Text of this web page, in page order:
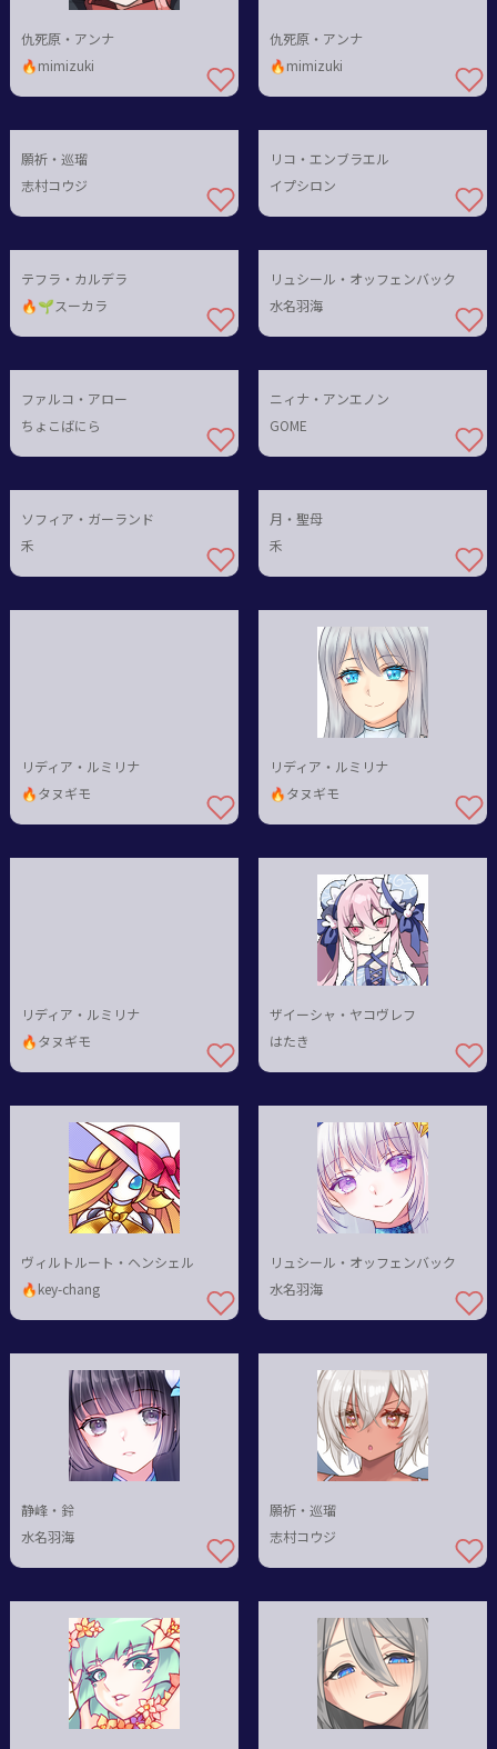
仇死原・アンナ
🔥mimizuki
仇死原・アンナ
🔥mimizuki
願祈・巡瑠
志村コウジ
リコ・エンブラエル
イプシロン
テフラ・カルデラ
🔥🌱スーカラ
リュシール・オッフェンバック
水名羽海
ファルコ・アロー
ちょこばにら
ニィナ・アンエノン
GOME
ソフィア・ガーランド
禾
月・聖母
禾
リディア・ルミリナ
🔥タヌギモ
リディア・ルミリナ
🔥タヌギモ
リディア・ルミリナ
🔥タヌギモ
ザイーシャ・ヤコヴレフ
はたき
ヴィルトルート・ヘンシェル
🔥key-chang
リュシール・オッフェンバック
水名羽海
静峰・鈴
水名羽海
願祈・巡瑠
志村コウジ